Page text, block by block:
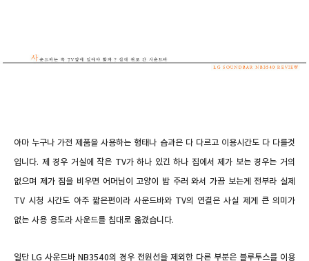
아마 누구나 가전 제품을 사용하는 형태나 습과은 다 다르고 이용시간도 다 다를것
입니다. 제 경우 거실에 작은 TV가 하나 있긴 하나 집에서 제가 보는 경우는 거의
없으며 제가 집을 비우면 어머님이 고양이 밥 주러 와서 가끔 보는게 전부라 실제
TV 시청 시간도 아주 짧은편이라 사운드바와 TV의 연결은 사실 제게 큰 의미가
없는 사용 용도라 사운드를 침대로 옮겼습니다.
일단 LG 사운드바 NB3540의 경우 전원선을 제외한 다른 부분은 블루투스를 이용